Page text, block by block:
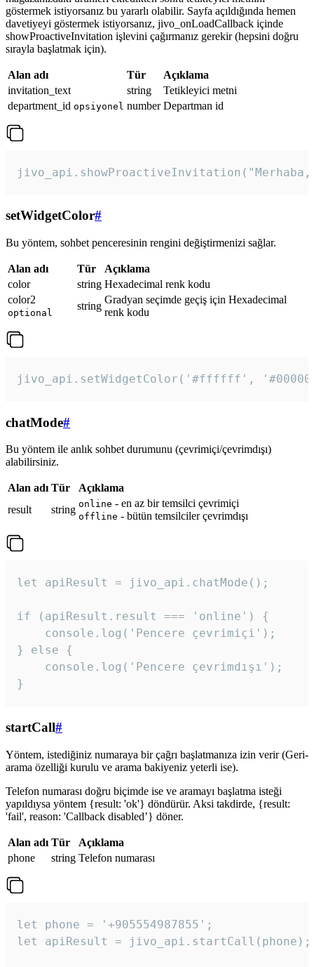
göstermek istiyorsanız bu yararlı olabilir. Sayfa açıldığında hemen
davetiyeyi göstermek istiyorsanız, jivo_onLoadCallback içinde
showProactiveInvitation işlevini çağırmanız gerekir (hepsini doğru
sırayla başlatmak için).
Alan adı Tür
Açıklama
invitation_text
string
Tetikleyici metni
department_id opsiyonel number Departman id
setWidgetColor#
Bu yöntem, sohbet penceresinin rengini değiştirmenizi sağlar.
Alan adı Tür
Açıklama
color
string Hexadecimal renk kodu
color2
optional
string
Gradyan seçimde geçiş için Hexadecimal
renk kodu
jivo_api.setWidgetColor('#ffffff',
chatMode#
Bu yöntem ile anlık sohbet durumunu (çevrimiçi/çevrimdışı)
alabilirsiniz.
Alan adı Tür
Açıklama
result
string online - en az bir temsilci çevrimiçi
offline - bütün temsilciler çevrimdışı
let apiResult = jivo_api.chatMode();
if (apiResult.result === 'online') {
    console.log('Pencere çevrimiçi');
} else {
    console.log('Pencere çevrimdışı');
}
startCall#
Yöntem, istediğiniz numaraya bir çağrı başlatmanıza izin verir (Geri-
arama özelliği kurulu ve arama bakiyeniz yeterli ise).
Telefon numarası doğru biçimde ise ve aramayı başlatma isteği
yapıldıysa yöntem {result: 'ok'} döndürür. Aksi takdirde, {result:
'fail', reason: 'Callback disabled’} döner.
Alan adı Tür
Açıklama
phone
string Telefon numarası
let phone = '+905554987855';
let apiResult = jivo_api.startCall(phone);